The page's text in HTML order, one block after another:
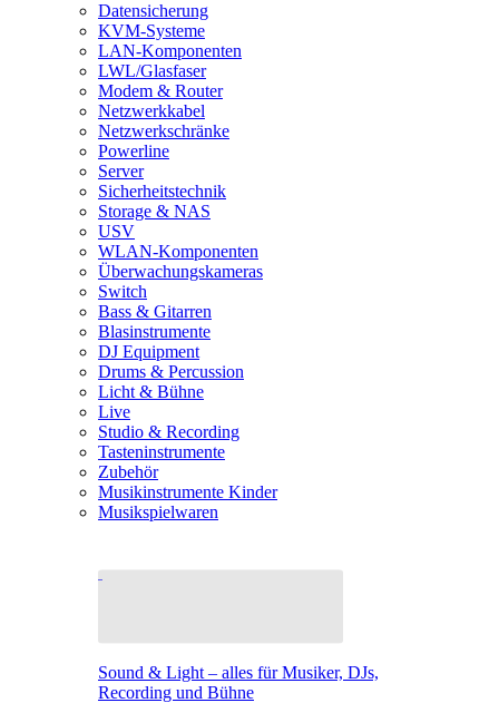
Datensicherung
KVM-Systeme
LAN-Komponenten
LWL/Glasfaser
Modem & Router
Netzwerkkabel
Netzwerkschränke
Powerline
Server
Sicherheitstechnik
Storage & NAS
USV
WLAN-Komponenten
Überwachungskameras
Switch
Bass & Gitarren
Blasinstrumente
DJ Equipment
Drums & Percussion
Licht & Bühne
Live
Studio & Recording
Tasteninstrumente
Zubehör
Musikinstrumente Kinder
Musikspielwaren
Sound & Light – alles für Musiker, DJs,
Recording und Bühne